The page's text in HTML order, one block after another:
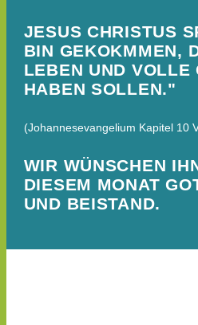
JESUS CHRISTUS
BIN GEKOKMMEN,
LEBEN UND VOLLE
HABEN SOLLEN."
(Johannesevangelium Kapitel 10
WIR WÜNSCHEN
DIESEM MONAT
UND BEISTAND.